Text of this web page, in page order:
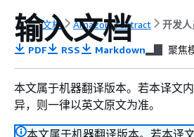
文档 Amazon Textract 开发
输入文档
PDF RSS Markdown 聚焦
本文属于机器翻译版本。若本译文
异，则一律以英文原文为准。
本文属于机器翻译版本。若本译